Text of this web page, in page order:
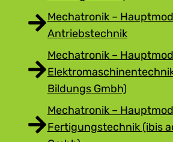
Mechatronik –
Antriebstechnik
Mechatronik –
Bildungs Gmbh)
Mechatronik –
Fertigungstechnik (ibis